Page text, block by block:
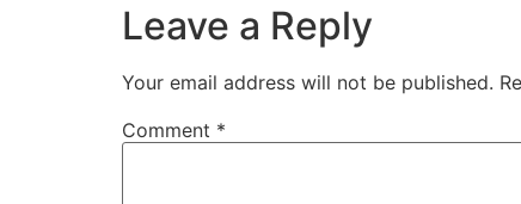
Leave a Reply
Your email address will not be published.
Comment *